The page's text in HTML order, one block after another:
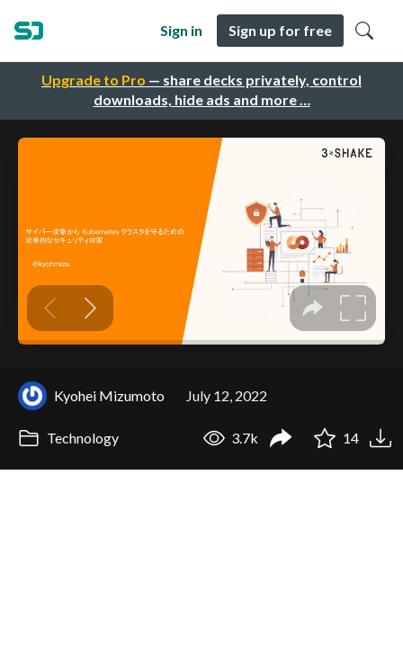
Upgrade to Pro — share decks privately, control
downloads, hide ads and more …
Sign in Sign up for free
Kyohei Mizumoto July 12, 2022
Technology 3.7k 14